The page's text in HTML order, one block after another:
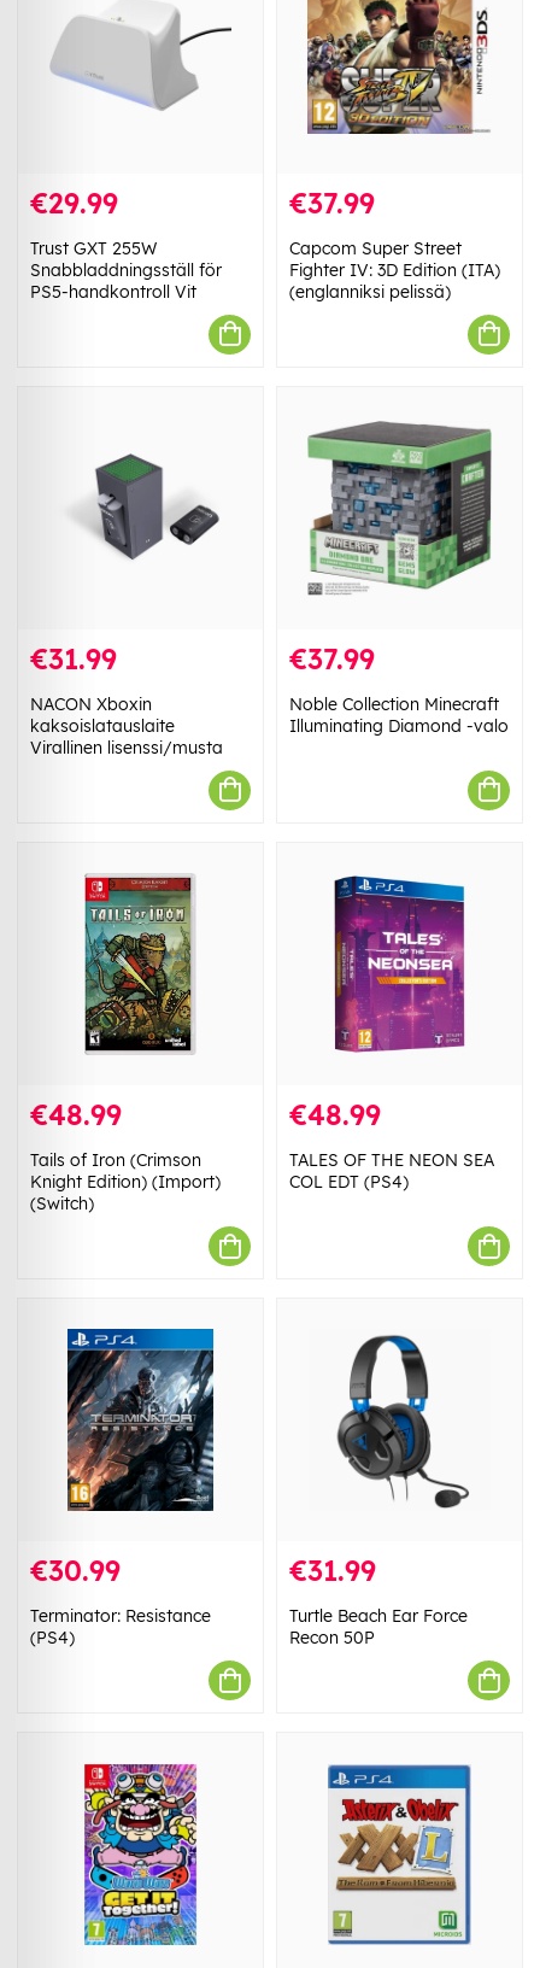
€29.99
Trust GXT 255W
Snabbladdningsställ för
PS5-handkontroll Vit
€37.99
Capcom Super Street
Fighter IV: 3D Edition (ITA)
(englanniksi pelissä)
€31.99
NACON Xboxin
kaksoislatauslaite
Virallinen lisenssi/musta
€37.99
Noble Collection Minecraft
Illuminating Diamond -valo
€48.99
Tails of Iron (Crimson
Knight Edition) (Import)
(Switch)
€48.99
TALES OF THE NEON SEA
COL EDT (PS4)
€30.99
Terminator: Resistance
(PS4)
€31.99
Turtle Beach Ear Force
Recon 50P